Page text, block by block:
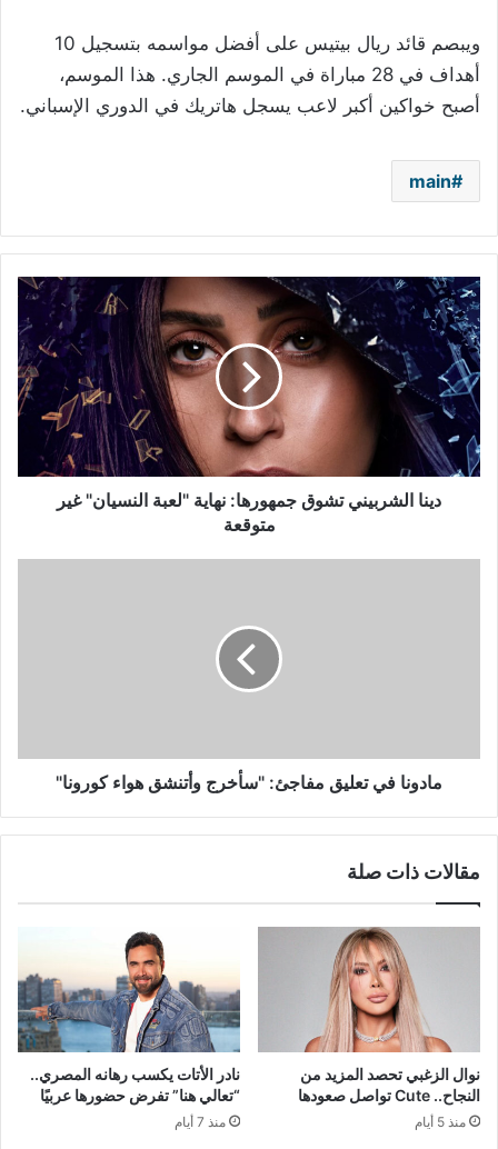
ويبصم قائد ريال بيتيس على أفضل مواسمه بتسجيل 10
أهداف في 28 مباراة في الموسم الجاري. هذا الموسم،
أصبح خواكين أكبر لاعب يسجل هاتريك في الدوري الإسباني.
main
دينا
الشربيني
تشوق
جمهورها:
نهاية
"لعبة
النسيان"
غير
متوقعة
دينا الشربيني تشوق جمهورها: نهاية "لعبة النسيان" غير
متوقعة
مادونا في تعليق مفاجئ: "سأخرج وأتنشق هواء كورونا"
مقالات ذات صلة
نوال الزغبي تحصد المزيد من
النجاح.. Cute تواصل صعودها
منذ 5 أيام
نادر الأتات يكسب رهانه المصري..
“تعالي هنا” تفرض حضورها عربيًا
منذ 7 أيام